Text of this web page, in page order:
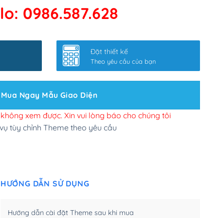
kết google, cập nhật sitemap(+50,000₫)
slider chính (+200,000₫)
site Wordpress(+100,000₫)
đăng web(+300,000₫)
tuỳ chọn (+2,000,000₫)
(+450,000₫)
0986.587.628
Đặt thiết kế
Theo yêu cầu của bạn
Mua Ngay Mẫu Giao Diện
xem được. Xin vui lòng báo cho chúng tôi
tùy chỉnh Theme theo yêu cầu
HƯỚNG DẪN SỬ DỤNG
Hướng dẫn cài đặt Theme sau khi mua